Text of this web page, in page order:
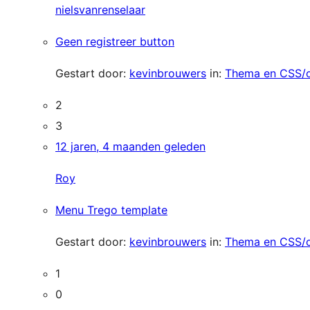
nielsvanrenselaar
Geen registreer button
Gestart door: kevinbrouwers in: Thema en
2
3
12 jaren, 4 maanden geleden
Roy
Menu Trego template
Gestart door: kevinbrouwers in: Thema en
1
0